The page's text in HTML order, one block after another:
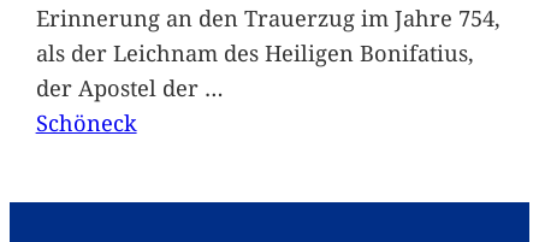
Erinnerung an den Trauerzug im Jahre 754,
als der Leichnam des Heiligen Bonifatius,
der Apostel der …
Schöneck